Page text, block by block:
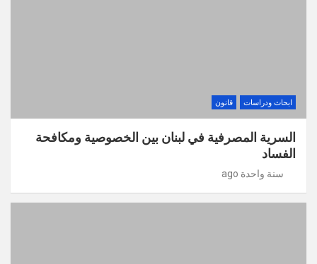
ابحاث ودراسات قانون
السرية المصرفية في لبنان بين الخصوصية ومكافحة
الفساد
سنة واحدة ago